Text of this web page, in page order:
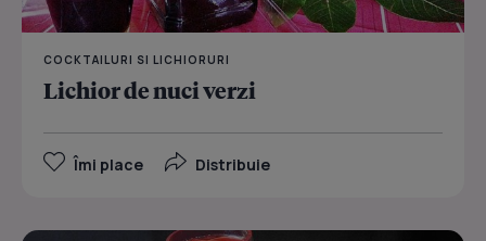
COCKTAILURI SI LICHIORURI
Lichior de nuci verzi
Îmi place Distribuie